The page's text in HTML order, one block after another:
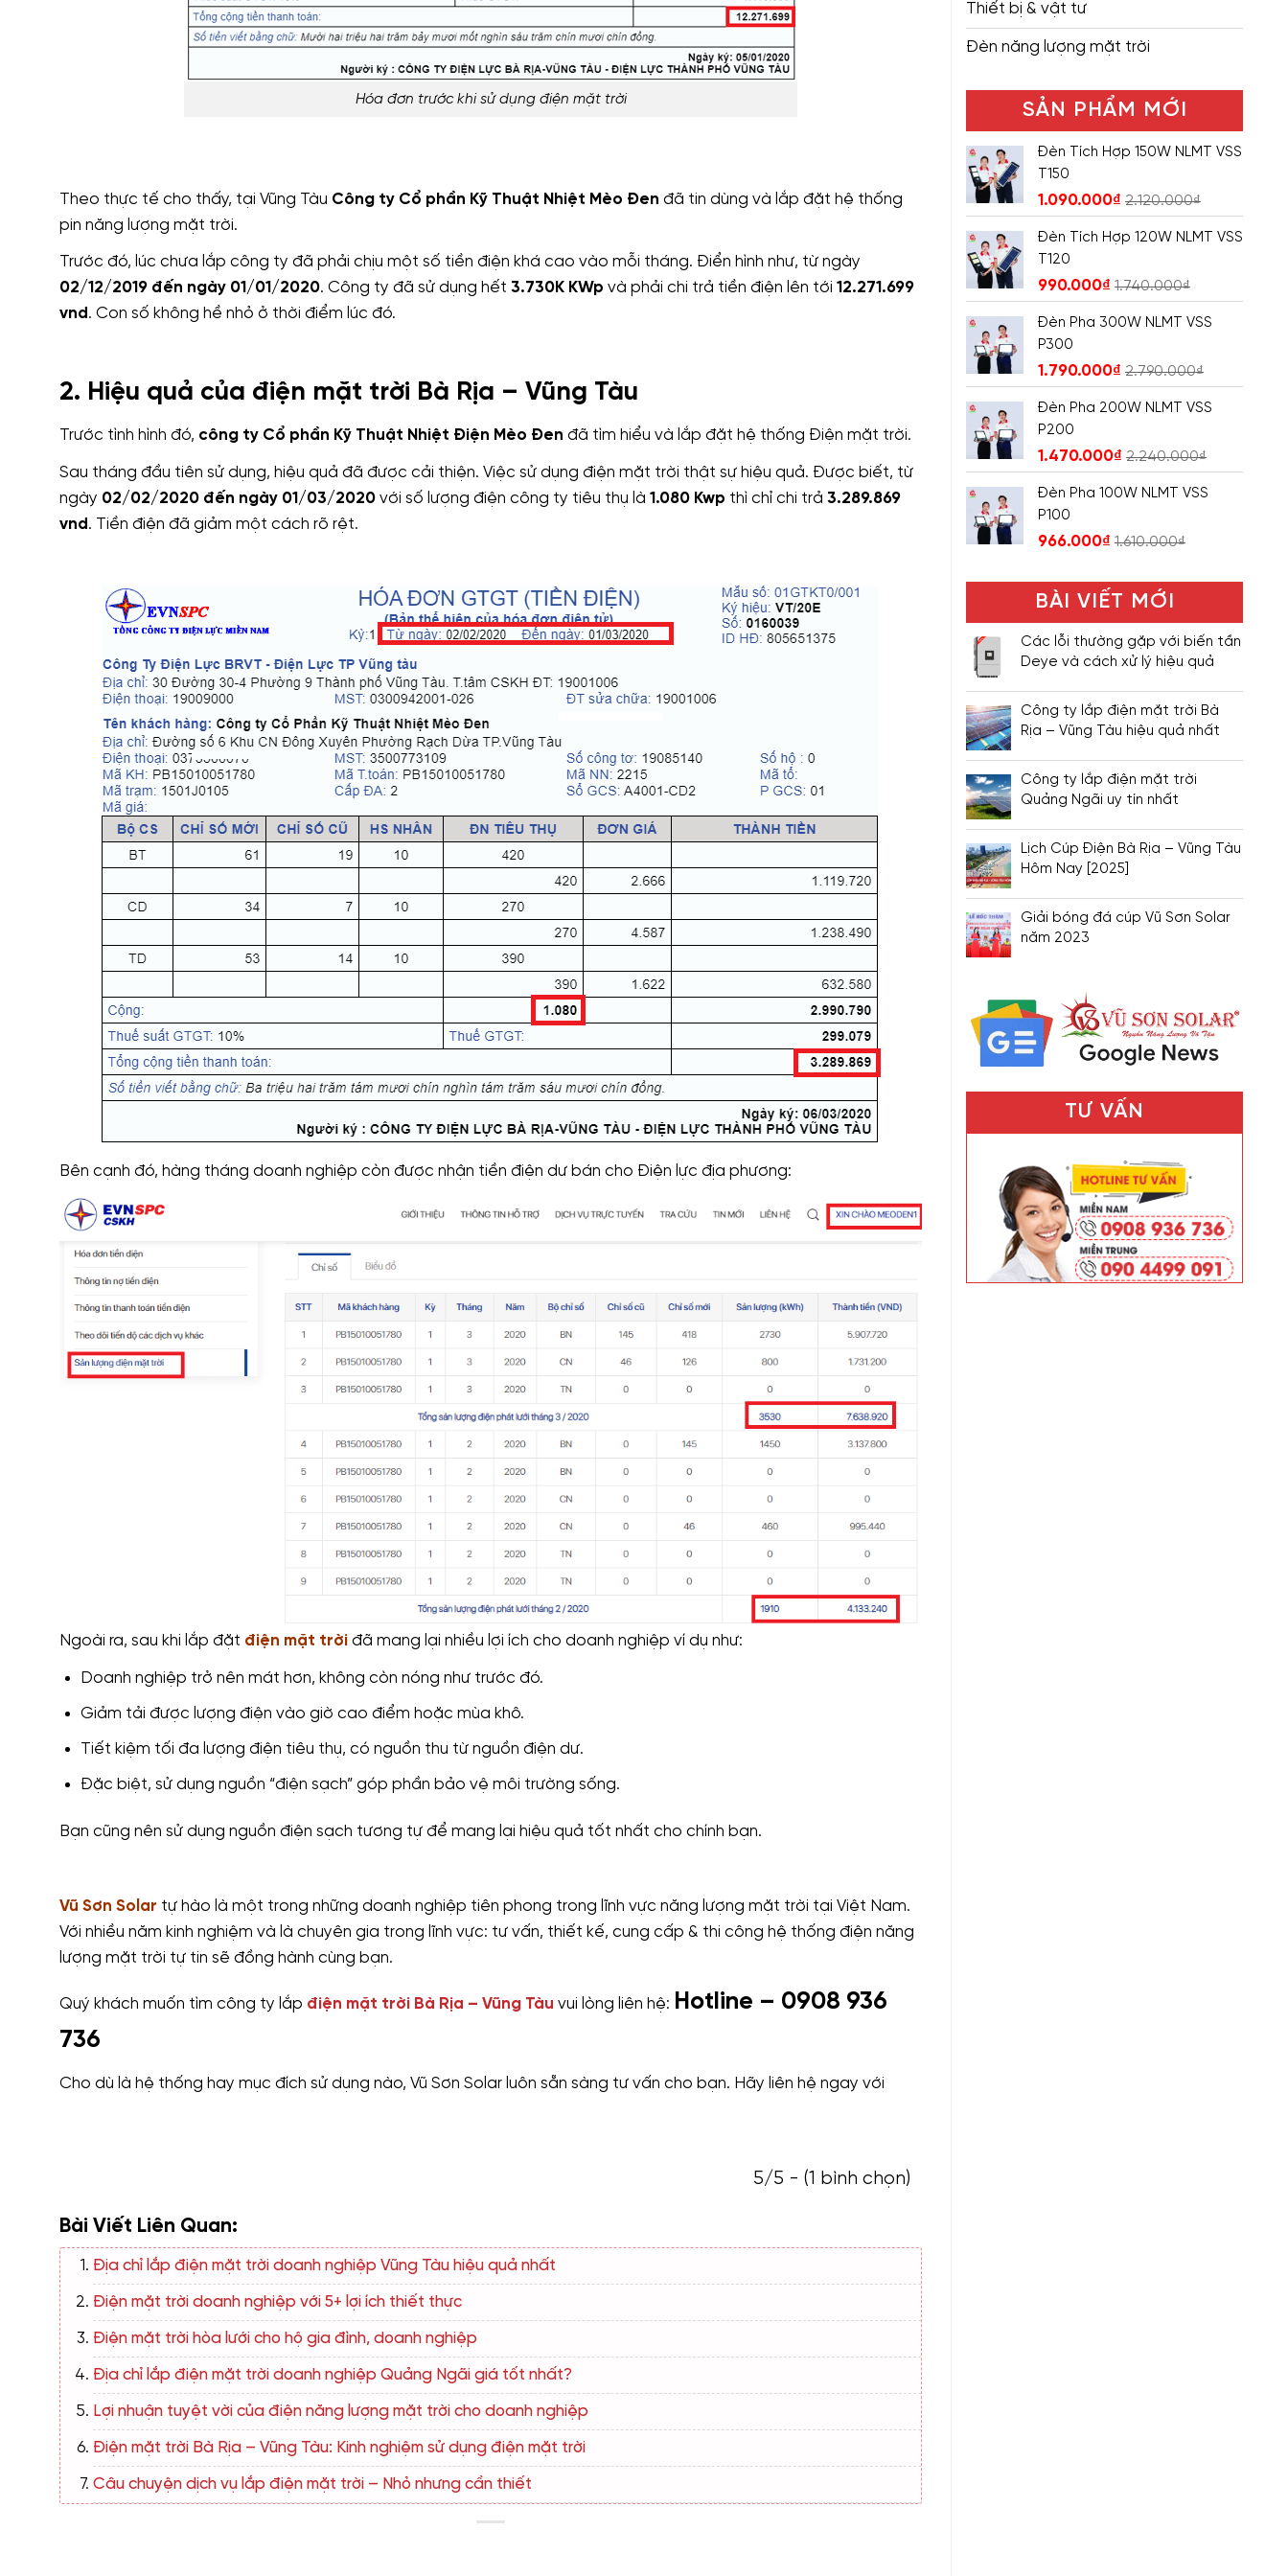
Hóa đơn trước khi sử dụng điện mặt trời
Theo thực tế cho thấy, tại Vũng Tàu Công ty Cổ phần Kỹ Thuật Nhiệt Mèo Đen đã tin dùng và lắp đặt hệ thống
pin năng lượng mặt trời.
Trước đó, lúc chưa lắp công ty đã phải chịu một số tiền điện khá cao vào mỗi tháng. Điển hình như, từ ngày
02/12/2019 đến ngày 01/01/2020. Công ty đã sử dụng hết 3.730K KWp và phải chi trả tiền điện lên tới 12.271.699
vnd . Con số không hề nhỏ ở thời điểm lúc đó.
2. Hiệu quả của điện mặt trời Bà Rịa – Vũng Tàu
Trước tình hình đó, công ty Cổ phần Kỹ Thuật Nhiệt Điện Mèo Đen đã tìm hiểu và lắp đặt hệ thống Điện mặt trời.
Sau tháng đầu tiên sử dụng, hiệu quả đã được cải thiện. Việc sử dụng điện mặt trời thật sự hiệu quả. Được biết, từ
ngày 02/02/2020 đến ngày 01/03/2020 với số lượng điện công ty tiêu thụ là 1.080 Kwp thì chỉ chi trả 3.289.869
vnd . Tiền điện đã giảm một cách rõ rệt.
Bên cạnh đó, hàng tháng doanh nghiệp còn được nhận tiền điện dư bán cho Điện lực địa phương:
Ngoài ra, sau khi lắp đặt điện mặt trời đã mang lại nhiều lợi ích cho doanh nghiệp ví dụ như:
Doanh nghiệp trở nên mát hơn, không còn nóng như trước đó.
Giảm tải được lượng điện vào giờ cao điểm hoặc mùa khô.
Tiết kiệm tối đa lượng điện tiêu thụ, có nguồn thu từ nguồn điện dư.
Đặc biệt, sử dụng nguồn “điện sạch” góp phần bảo vệ môi trường sống.
Bạn cũng nên sử dụng nguồn điện sạch tương tự để mang lại hiệu quả tốt nhất cho chính bạn.
Vũ Sơn Solar tự hào là một trong những doanh nghiệp tiên phong trong lĩnh vực năng lượng mặt trời tại Việt Nam.
Với nhiều năm kinh nghiệm và là chuyên gia trong lĩnh vực: tư vấn, thiết kế, cung cấp & thi công hệ thống điện năng
lượng mặt trời tự tin sẽ đồng hành cùng bạn.
Quý khách muốn tìm công ty lắp điện mặt trời Bà Rịa – Vũng Tàu vui lòng liên hệ: Hotline – 0908 936
736
Cho dù là hệ thống hay mục đích sử dụng nào, Vũ Sơn Solar luôn sẵn sàng tư vấn cho bạn. Hãy liên hệ ngay với
5/5 - (1 bình chọn)
Bài Viết Liên Quan:
Địa chỉ lắp điện mặt trời doanh nghiệp Vũng Tàu hiệu quả nhất
Điện mặt trời doanh nghiệp với 5+ lợi ích thiết thực
Điện mặt trời hòa lưới cho hộ gia đình, doanh nghiệp
Địa chỉ lắp điện mặt trời doanh nghiệp Quảng Ngãi giá tốt nhất?
Lợi nhuận tuyệt vời của điện năng lượng mặt trời cho doanh nghiệp
Điện mặt trời Bà Rịa – Vũng Tàu: Kinh nghiệm sử dụng điện mặt trời
Câu chuyện dịch vụ lắp điện mặt trời – Nhỏ nhưng cần thiết
Thiết bị & vật tư
Đèn năng lượng mặt trời
SẢN PHẨM MỚI
Đèn Tích Hợp 150W NLMT VSS
T150
1.090.000₫ 2.120.000₫
Đèn Tích Hợp 120W NLMT VSS
T120
990.000₫ 1.740.000₫
Đèn Pha 300W NLMT VSS
P300
1.790.000₫ 2.790.000₫
Đèn Pha 200W NLMT VSS
P200
1.470.000₫ 2.240.000₫
Đèn Pha 100W NLMT VSS
P100
966.000₫ 1.610.000₫
BÀI VIẾT MỚI
Các lỗi thường gặp với biến tần
Deye và cách xử lý hiệu quả
Công ty lắp điện mặt trời Bà
Rịa – Vũng Tàu hiệu quả nhất
Công ty lắp điện mặt trời
Quảng Ngãi uy tín nhất
Lịch Cúp Điện Bà Rịa – Vũng Tàu
Hôm Nay [2025]
Giải bóng đá cúp Vũ Sơn Solar
năm 2023
TƯ VẤN